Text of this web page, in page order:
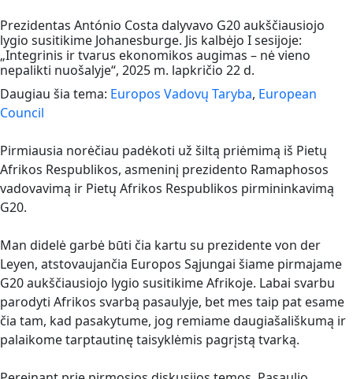
Prezidentas António Costa dalyvavo G20 aukščiausiojo
lygio susitikime Johanesburge. Jis kalbėjo I sesijoje:
„Integrinis ir tvarus ekonomikos augimas – nė vieno
nepalikti nuošalyje“, 2025 m. lapkričio 22 d.
Daugiau šia tema: Europos Vadovų Taryba, European
Council
Pirmiausia norėčiau padėkoti už šiltą priėmimą iš Pietų
Afrikos Respublikos, asmeninį prezidento Ramaphosos
vadovavimą ir Pietų Afrikos Respublikos pirmininkavimą
G20.
Man didelė garbė būti čia kartu su prezidente von der
Leyen, atstovaujančia Europos Sąjungai šiame pirmajame
G20 aukščiausiojo lygio susitikime Afrikoje. Labai svarbu
parodyti Afrikos svarbą pasaulyje, bet mes taip pat esame
čia tam, kad pasakytume, jog remiame daugiašališkumą ir
palaikome tarptautinę taisyklėmis pagrįstą tvarką.